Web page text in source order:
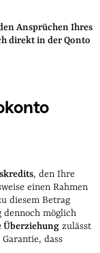
Ansprüchen Ihres
direkt in der Qonto
, den Ihre
einen Rahmen
diesem Betrag
dennoch möglich
Überziehung zulässt
dass